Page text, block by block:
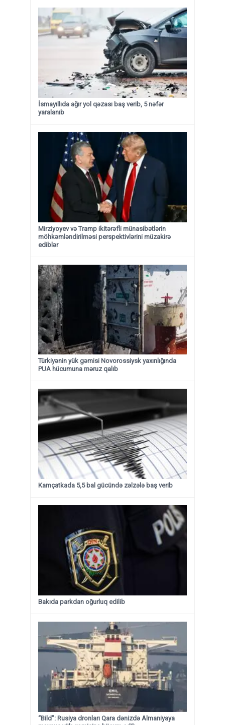
İsmayıllıda ağır yol qəzası baş verib, 5 nəfər
yaralanıb
Mirziyoyev və Tramp ikitərəfli münasibətlərin
möhkəmləndirilməsi perspektivlərini müzakirə
ediblər
Türkiyənin yük gəmisi Novorossiysk yaxınlığında
PUA hücumuna məruz qalıb
Kamçatkada 5,5 bal gücündə zəlzələ baş verib
Bakıda parkdan oğurluq edilib
“Bild”: Rusiya dronları Qara dənizdə Almaniyaya